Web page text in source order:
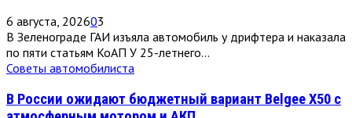
6 августа, 202603
В Зеленограде ГАИ изъяла автомобиль у дрифтера и наказала
по пяти статьям КоАП У 25-летнего...
Советы автомобилиста
В России ожидают бюджетный вариант Belgee X50 с